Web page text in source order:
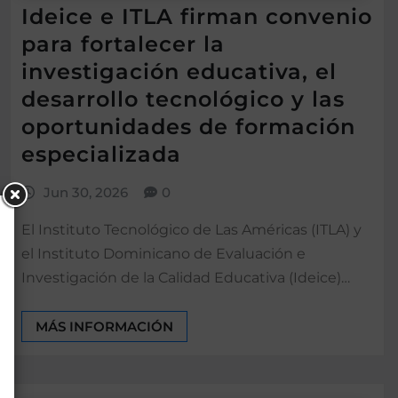
Ideice e ITLA firman convenio
para fortalecer la
investigación educativa, el
desarrollo tecnológico y las
oportunidades de formación
especializada
Jun 30, 2026 0
El Instituto Tecnológico de Las Américas (ITLA) y
el Instituto Dominicano de Evaluación e
Investigación de la Calidad Educativa (Ideice)…
MÁS INFORMACIÓN